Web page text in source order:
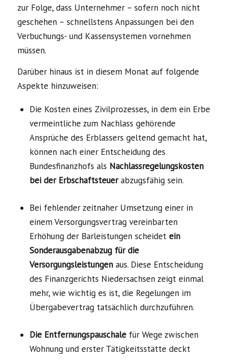
zur Folge, dass Unternehmer – sofern noch nicht
geschehen – schnellstens Anpassungen bei den
Verbuchungs- und Kassensystemen vornehmen
müssen.
Darüber hinaus ist in diesem Monat auf folgende
Aspekte hinzuweisen:
Die Kosten eines Zivilprozesses, in dem ein Erbe
vermeintliche zum Nachlass gehörende
Ansprüche des Erblassers geltend gemacht hat,
können nach einer Entscheidung des
Bundesfinanzhofs als Nachlassregelungskosten
bei der Erbschaftsteuerabzugsfähig sein.
Bei fehlender zeitnaher Umsetzung einer in
einem Versorgungsvertrag vereinbarten
Erhöhung der Barleistungen scheidetein
Sonderausgabenabzug für die
Versorgungsleistungenaus. Diese Entscheidung
des Finanzgerichts Niedersachsen zeigt einmal
mehr, wie wichtig es ist, die Regelungen im
Übergabevertrag tatsächlich durchzuführen.
Die Entfernungspauschalefür Wege zwischen
Wohnung und erster Tätigkeitsstätte deckt